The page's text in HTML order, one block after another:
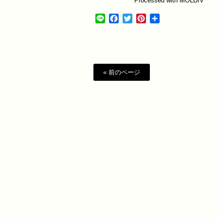
Line Facebook
TwitterPinterest
« 前のページ